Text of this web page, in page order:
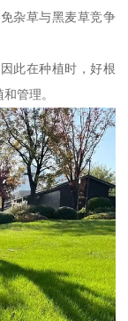
杂草与黑麦草竞争
此在种植时，好根
管理。